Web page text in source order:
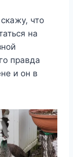
что
на
правда
и он в